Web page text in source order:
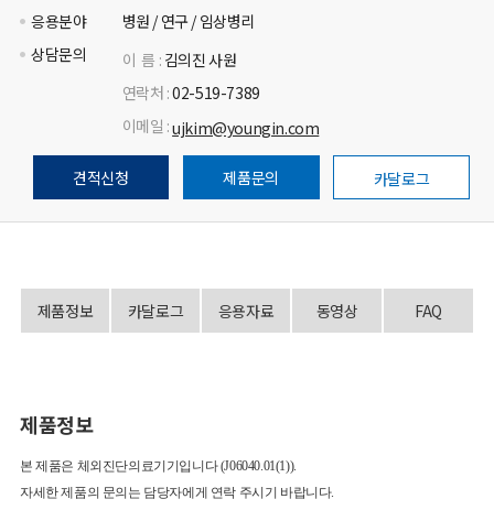
응용분야
병원 / 연구 / 임상병리
상담문의
이 름 : 김의진 사원
연락처 :02-519-7389
이메일 :ujkim@youngin.com
견적신청 제품문의 카달로그
제품정보 카달로그 응용자료 동영상 FAQ
제품정보
본 제품은 체외진단의료기기입니다 (J06040.01(1)).
자세한 제품의 문의는 담당자에게 연락 주시기 바랍니다.